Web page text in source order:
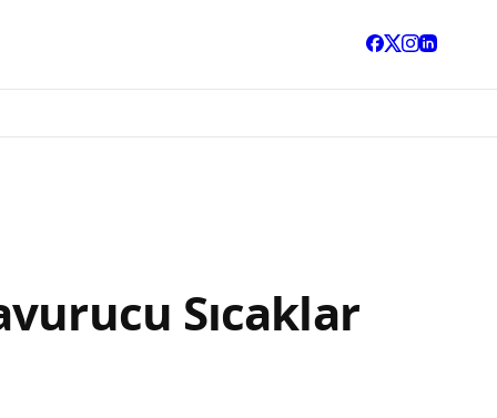
Sıcaklar